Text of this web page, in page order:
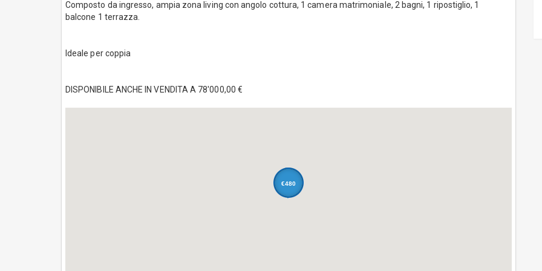
Composto da ingresso, ampia zona living con angolo cottura, 1 camera matrimoniale, 2 bagni, 1 ripostiglio, 1
balcone 1 terrazza.
Ideale per coppia
DISPONIBILE ANCHE IN VENDITA A 78'000,00 €
€480